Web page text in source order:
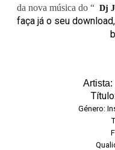
da nova música do “ Dj
faça já o seu
Género: